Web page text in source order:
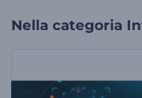
Nella categoria